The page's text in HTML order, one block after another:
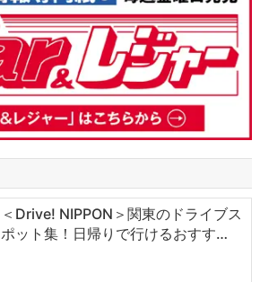
＜Drive! NIPPON＞関東のドライブス
ポット集！日帰りで行けるおすす…